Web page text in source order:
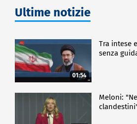
Ultime notizie
01:54
Tra intese
senza
Meloni: